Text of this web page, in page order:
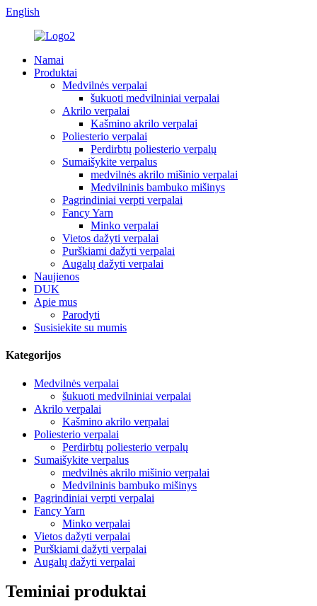
English
Namai
Produktai
Medvilnės verpalai
šukuoti medvilniniai verpalai
Akrilo verpalai
Kašmino akrilo verpalai
Poliesterio verpalai
Perdirbtų poliesterio verpalų
Sumaišykite verpalus
medvilnės akrilo mišinio verpalai
Medvilninis bambuko mišinys
Pagrindiniai verpti verpalai
Fancy Yarn
Minko verpalai
Vietos dažyti verpalai
Purškiami dažyti verpalai
Augalų dažyti verpalai
Naujienos
DUK
Apie mus
Parodyti
Susisiekite su mumis
Kategorijos
Medvilnės verpalai
šukuoti medvilniniai verpalai
Akrilo verpalai
Kašmino akrilo verpalai
Poliesterio verpalai
Perdirbtų poliesterio verpalų
Sumaišykite verpalus
medvilnės akrilo mišinio verpalai
Medvilninis bambuko mišinys
Pagrindiniai verpti verpalai
Fancy Yarn
Minko verpalai
Vietos dažyti verpalai
Purškiami dažyti verpalai
Augalų dažyti verpalai
Teminiai produktai